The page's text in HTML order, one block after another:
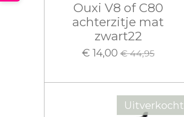
Ouxi V8 of C80
achterzitje mat
zwart22
€ 14,00 € 44,95
Uitverkocht